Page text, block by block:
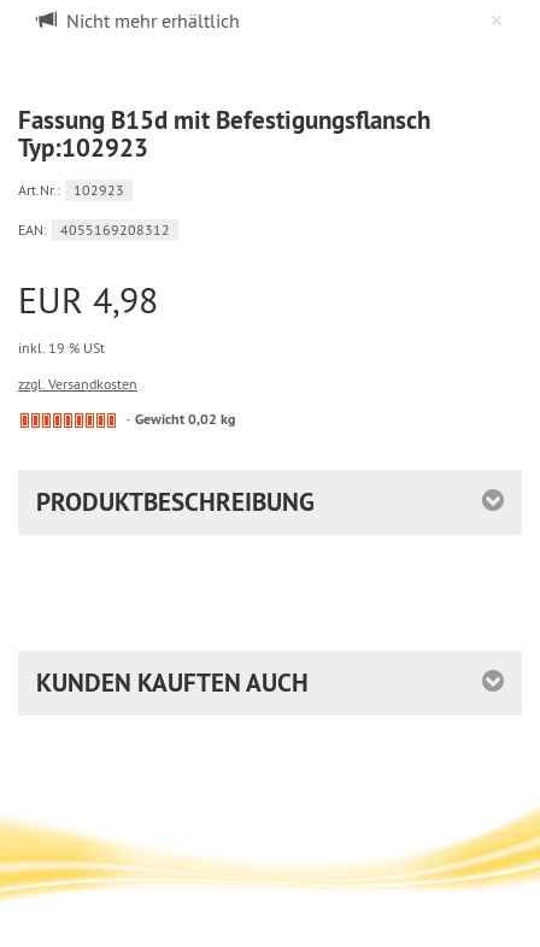
×
Nicht mehr erhältlich
Fassung B15d mit Befestigungsflansch
Typ:102923
Art.Nr.: 102923
EAN: 4055169208312
EUR 4,98
inkl. 19 % USt
zzgl. Versandkosten
Kein
nachbestellt
Gewicht 0,02 kg
PRODUKTBESCHREIBUNG
KUNDEN KAUFTEN AUCH